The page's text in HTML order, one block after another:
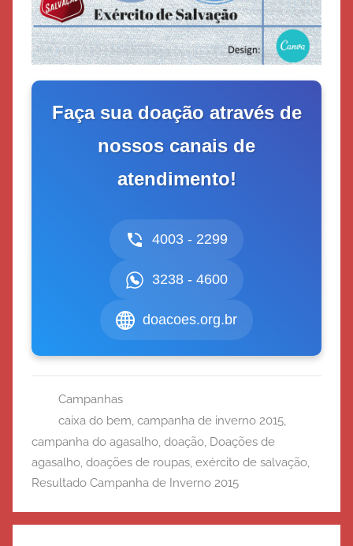
Faça sua doação através de
nossos canais de
atendimento!
4003 - 2299
3238 - 4600
doacoes.org.br
Campanhas
caixa do bem, campanha de inverno 2015,
campanha do agasalho, doação, Doações de
agasalho, doações de roupas, exército de salvação,
Resultado Campanha de Inverno 2015